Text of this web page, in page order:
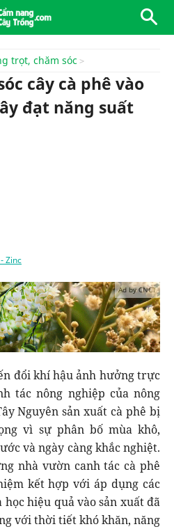
trọt, chăm sóc
cây cà phê vào
đạt năng suất
Zinc
Ad by CNCT
đổi khí hậu ảnh hưởng trực
tác nông nghiệp của nông
Nguyên sản xuất cà phê bị
vì sự phân bố mùa khô,
và ngày càng khắc nghiệt.
nhà vườn canh tác cà phê
kết hợp với áp dụng các
hiệu quả vào sản xuất đã
với thời tiết khó khăn, năng